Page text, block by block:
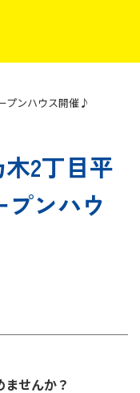
プンハウス開催♪
2丁目平
ンハウ
せんか？